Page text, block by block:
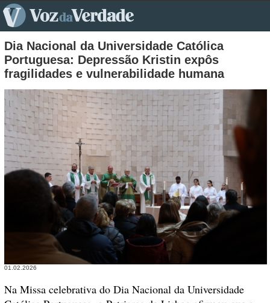
Dia Nacional da Universidade Católica
Portuguesa: Depressão Kristin expôs
fragilidades e vulnerabilidade humana
01.02.2026
Na Missa celebrativa do Dia Nacional da Universidade